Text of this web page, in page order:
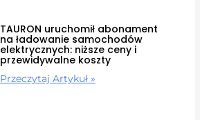
TAURON uruchomił abonament
na ładowanie samochodów
elektrycznych: niższe ceny i
przewidywalne koszty
Przeczytaj Artykuł »